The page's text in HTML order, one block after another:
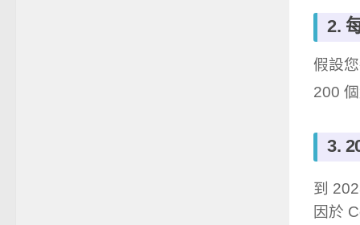
2.
假設
200
3.
到
因於